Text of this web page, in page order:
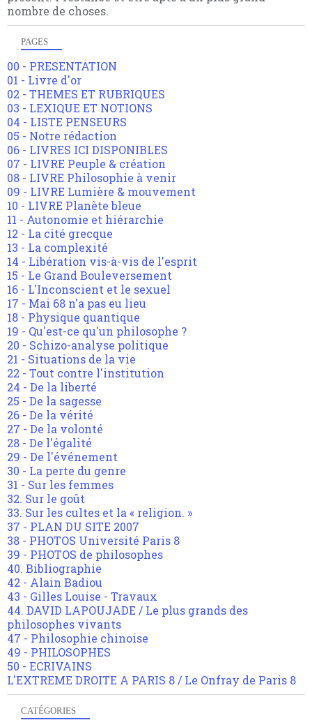
nombre de choses.
PAGES
00 - PRESENTATION
01 - Livre d'or
02 - THEMES ET RUBRIQUES
03 - LEXIQUE ET NOTIONS
04 - LISTE PENSEURS
05 - Notre rédaction
06 - LIVRES ICI DISPONIBLES
07 - LIVRE Peuple & création
08 - LIVRE Philosophie à venir
09 - LIVRE Lumière & mouvement
10 - LIVRE Planète bleue
11 - Autonomie et hiérarchie
12 - La cité grecque
13 - La complexité
14 - Libération vis-à-vis de l'esprit
15 - Le Grand Bouleversement
16 - L'Inconscient et le sexuel
17 - Mai 68 n'a pas eu lieu
18 - Physique quantique
19 - Qu'est-ce qu'un philosophe ?
20 - Schizo-analyse politique
21 - Situations de la vie
22 - Tout contre l'institution
24 - De la liberté
25 - De la sagesse
26 - De la vérité
27 - De la volonté
28 - De l'égalité
29 - De l'événement
30 - La perte du genre
31 - Sur les femmes
32. Sur le goût
33. Sur les cultes et la « religion. »
37 - PLAN DU SITE 2007
38 - PHOTOS Université Paris 8
39 - PHOTOS de philosophes
40. Bibliographie
42 - Alain Badiou
43 - Gilles Louise - Travaux
44. DAVID LAPOUJADE / Le plus grands des
philosophes vivants
47 - Philosophie chinoise
49 - PHILOSOPHES
50 - ECRIVAINS
L'EXTREME DROITE A PARIS 8 / Le Onfray de Paris 8
CATÉGORIES